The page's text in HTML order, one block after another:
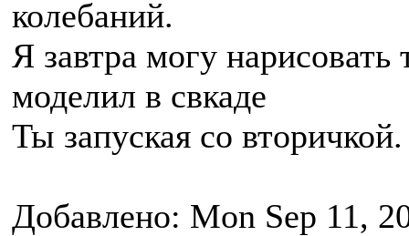
колебаний.
Я завтра могу
моделил в свкаде
Ты запуская со вторичкой.
Добавлено: Mon Sep 11,